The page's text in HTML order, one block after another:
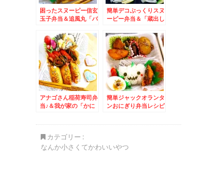
困ったスヌーピー信玄
玉子弁当＆追風丸「バ
メン」が好き～～＾＾
簡単デコぷっくりスヌ
ーピー弁当＆「蔵出し
アナゴさん稲荷寿司弁
当♪＆我が家の「かに
簡単ジャックオランタ
ンおにぎり弁当レシピ
カテゴリー :
なんか小さくてかわいいやつ